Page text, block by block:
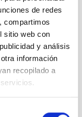
de redes
compartimos
sitio web con
y análisis
información
recopilado a